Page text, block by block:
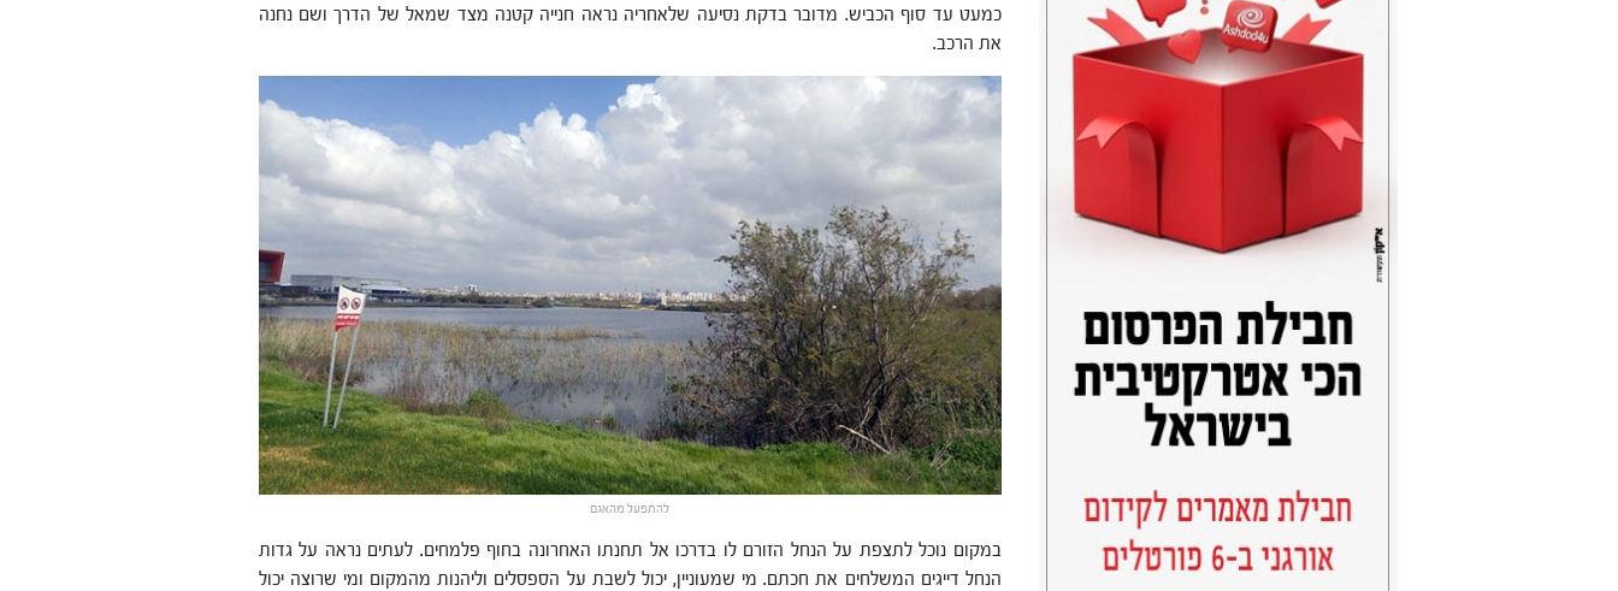
כמעט עד סוף הכביש. מדובר בדקת נסיעה שלאחריה נראה חנייה קטנה מצד שמאל של הדרך ושם נחנה
את הרכב.
להתפעל מהאגם
במקום נוכל לתצפת על הנחל הזורם לו בדרכו אל תחנתו האחרונה בחוף פלמחים. לעתים נראה על גדות
הנחל דייגים המשלחים את חכתם. מי שמעוניין, יכול לשבת על הספסלים וליהנות מהמקום ומי שרוצה יכול